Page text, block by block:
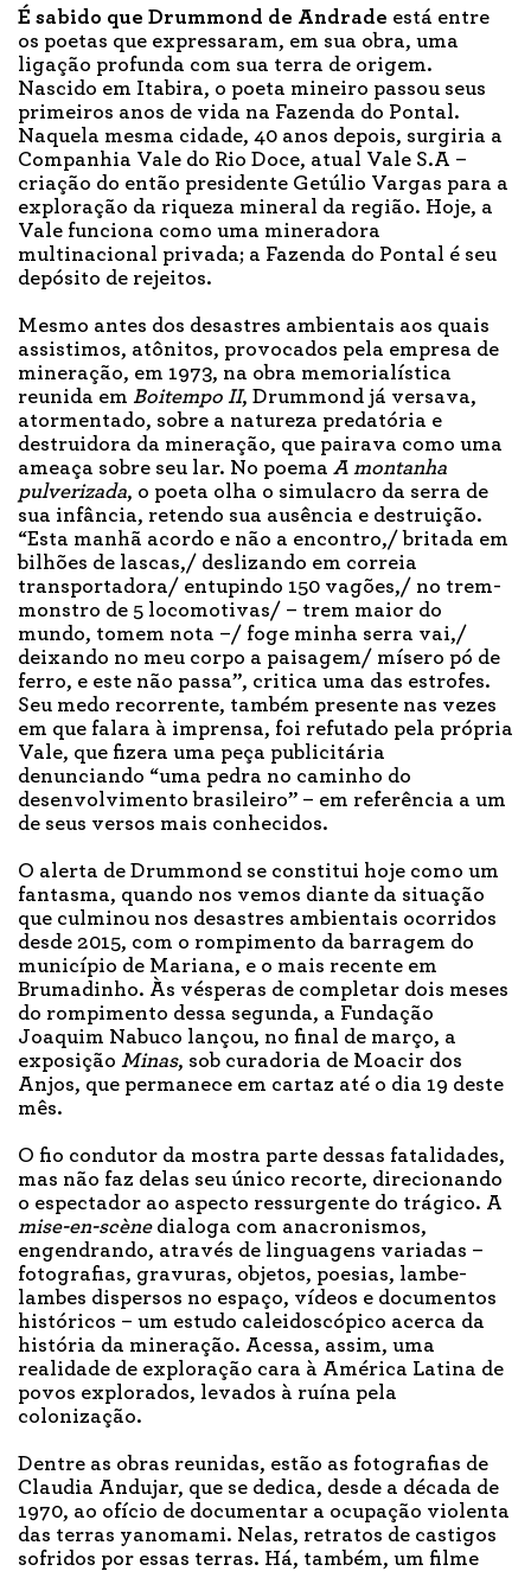
É sabido que Drummond de Andrade está entre
os poetas que expressaram, em sua obra, uma
ligação profunda com sua terra de origem.
Nascido em Itabira, o poeta mineiro passou seus
primeiros anos de vida na Fazenda do Pontal.
Naquela mesma cidade, 40 anos depois, surgiria a
Companhia Vale do Rio Doce, atual Vale S.A –
criação do então presidente Getúlio Vargas para a
exploração da riqueza mineral da região. Hoje, a
Vale funciona como uma mineradora
multinacional privada; a Fazenda do Pontal é seu
depósito de rejeitos.
Mesmo antes dos desastres ambientais aos quais
assistimos, atônitos, provocados pela empresa de
mineração, em 1973, na obra memorialística
reunida em Boitempo II, Drummond já versava,
atormentado, sobre a natureza predatória e
destruidora da mineração, que pairava como uma
ameaça sobre seu lar. No poema A montanha
pulverizada, o poeta olha o simulacro da serra de
sua infância, retendo sua ausência e destruição.
“Esta manhã acordo e não a encontro,/ britada em
bilhões de lascas,/ deslizando em correia
transportadora/ entupindo 150 vagões,/ no trem-
monstro de 5 locomotivas/ – trem maior do
mundo, tomem nota –/ foge minha serra vai,/
deixando no meu corpo a paisagem/ mísero pó de
ferro, e este não passa”, critica uma das estrofes.
Seu medo recorrente, também presente nas vezes
em que falara à imprensa, foi refutado pela própria
Vale, que fizera uma peça publicitária
denunciando “uma pedra no caminho do
desenvolvimento brasileiro” – em referência a um
de seus versos mais conhecidos.
O alerta de Drummond se constitui hoje como um
fantasma, quando nos vemos diante da situação
que culminou nos desastres ambientais ocorridos
desde 2015, com o rompimento da barragem do
município de Mariana, e o mais recente em
Brumadinho. Às vésperas de completar dois meses
do rompimento dessa segunda, a Fundação
Joaquim Nabuco lançou, no final de março, a
exposição Minas, sob curadoria de Moacir dos
Anjos, que permanece em cartaz até o dia 19 deste
mês.
O fio condutor da mostra parte dessas fatalidades,
mas não faz delas seu único recorte, direcionando
o espectador ao aspecto ressurgente do trágico. A
mise-en-scènedialoga com anacronismos,
engendrando, através de linguagens variadas –
fotografias, gravuras, objetos, poesias, lambe-
lambes dispersos no espaço, vídeos e documentos
históricos – um estudo caleidoscópico acerca da
história da mineração. Acessa, assim, uma
realidade de exploração cara à América Latina de
povos explorados, levados à ruína pela
colonização.
Dentre as obras reunidas, estão as fotografias de
Claudia Andujar, que se dedica, desde a década de
1970, ao ofício de documentar a ocupação violenta
das terras yanomami. Nelas, retratos de castigos
sofridos por essas terras. Há, também, um filme